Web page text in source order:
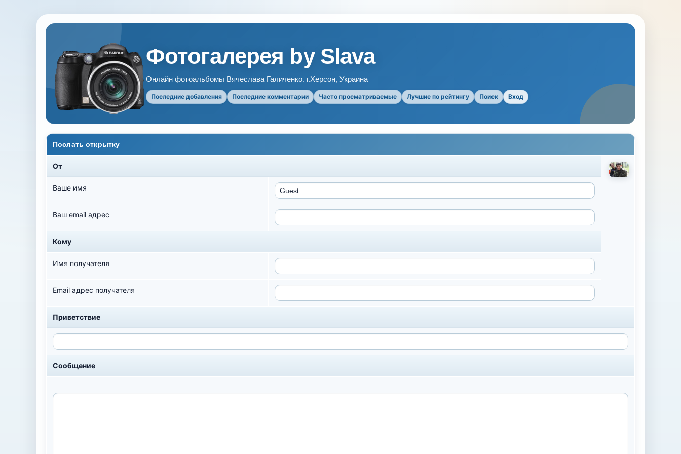
Фотогалерея by Slava
Онлайн фотоальбомы Вячеслава Галиченко. г.Херсон, Украина
Последние добавления Последние комментарии Часто просматриваемые Лучшие по рейтингу Поиск Вход
Послать открытку
От
Ваше имя
Ваш email адрес
Кому
Имя получателя
Email адрес получателя
Приветствие
Сообщение